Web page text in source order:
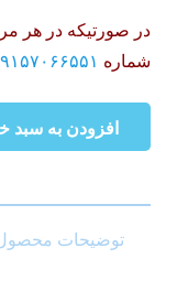
در صورتیکه در هر
شماره
دوره
از
بیمار
افزودن به سبد
توضیحات